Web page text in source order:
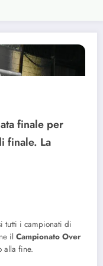
finale per
finale. La
tutti i campionati di
il Campionato Over
alla fine.